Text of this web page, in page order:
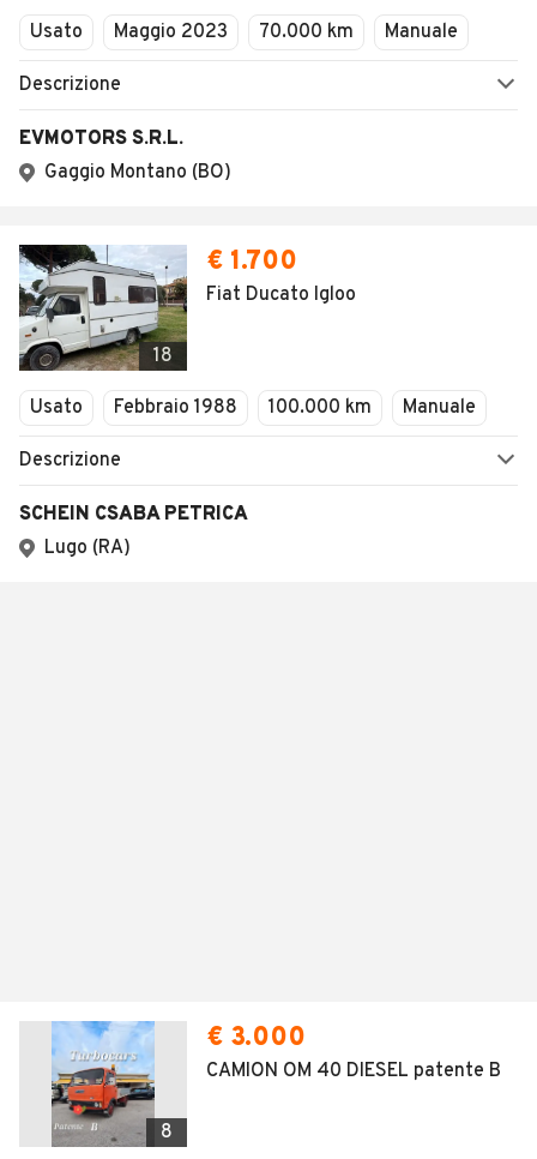
Concessionari
Usato Maggio 2023 70.000 km Manuale
Descrizione
EVMOTORS S.R.L.
Gaggio Montano (BO)
18
€ 1.700
Fiat Ducato Igloo
Usato Febbraio 1988 100.000 km Manuale
Descrizione
SCHEIN CSABA PETRICA
Lugo (RA)
8
€ 3.000
CAMION OM 40 DIESEL patente B